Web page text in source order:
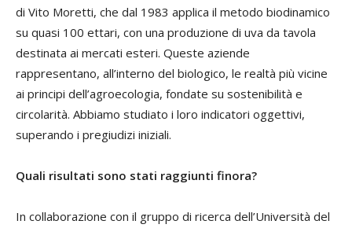
di Vito Moretti, che dal 1983 applica il metodo biodinamico
su quasi 100 ettari, con una produzione di uva da tavola
destinata ai mercati esteri. Queste aziende
rappresentano, all’interno del biologico, le realtà più vicine
ai principi dell’agroecologia, fondate su sostenibilità e
circolarità. Abbiamo studiato i loro indicatori oggettivi,
superando i pregiudizi iniziali.
Quali risultati sono stati raggiunti finora?
In collaborazione con il gruppo di ricerca dell’Università del